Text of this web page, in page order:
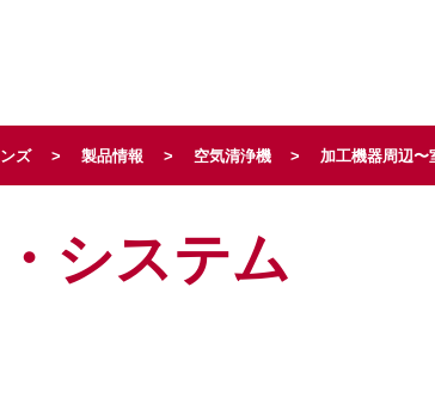
ズ > 製品情報 > 空気清浄機 > 加工機器周辺〜
システム